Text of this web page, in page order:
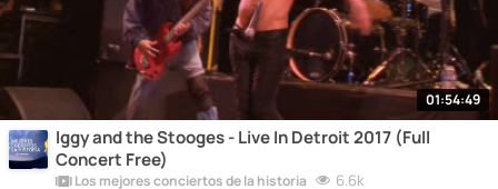
01:54:49
Iggy and the Stooges - Live In Detroit 2017 (Full
Concert Free)
Los mejores conciertos de la historia 6.6k